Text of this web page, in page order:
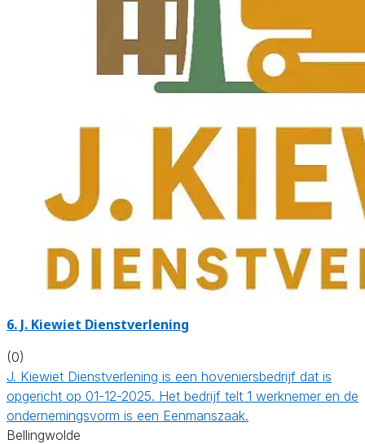
6. J. Kiewiet Dienstverlening
(0)
J. Kiewiet Dienstverlening is een hoveniersbedrijf dat is
opgericht op 01-12-2025. Het bedrijf telt 1 werknemer en de
ondernemingsvorm is een Eenmanszaak.
Bellingwolde